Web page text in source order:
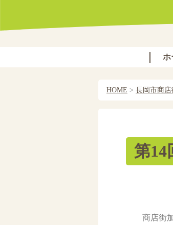
ホ
HOME > 長岡市商店
第14
商店街